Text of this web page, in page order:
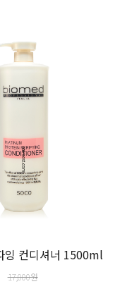
잉 컨디셔너 1500ml
17,000원